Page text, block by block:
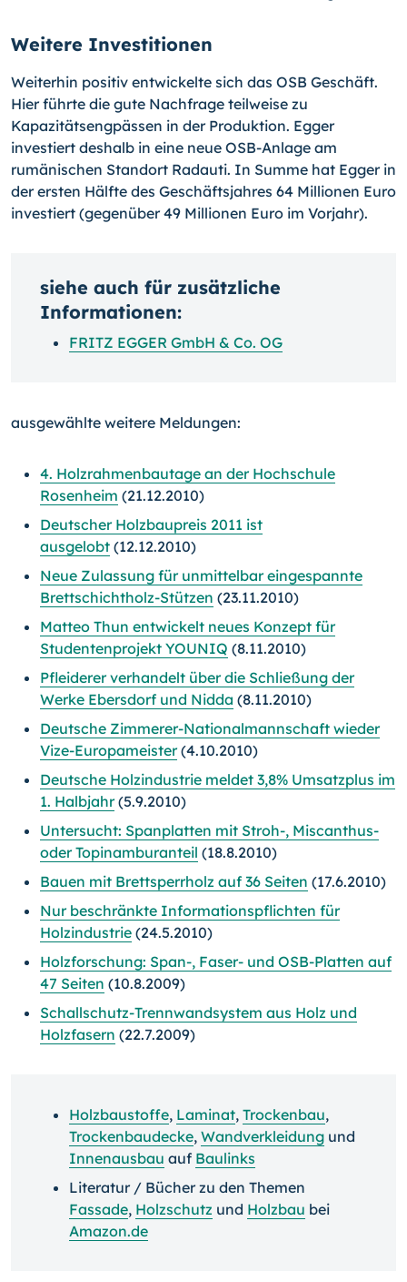
Weitere Investitionen
Weiterhin positiv entwickelte sich das OSB Geschäft.
Hier führte die gute Nachfrage teilweise zu
Kapazitätsengpässen in der Produktion. Egger
investiert deshalb in eine neue OSB-Anlage am
rumänischen Standort Radauti. In Summe hat Egger in
der ersten Hälfte des Geschäftsjahres 64 Millionen Euro
investiert (gegenüber 49 Millionen Euro im Vorjahr).
siehe auch für zusätzliche
Informationen:
FRITZ EGGER GmbH & Co. OG
ausgewählte weitere Meldungen:
4. Holzrahmenbautage an der Hochschule
Rosenheim (21.12.2010)
Deutscher Holzbaupreis 2011 ist
ausgelobt (12.12.2010)
Neue Zulassung für unmittelbar eingespannte
Brettschichtholz-Stützen (23.11.2010)
Matteo Thun entwickelt neues Konzept für
Studentenprojekt YOUNIQ (8.11.2010)
Pfleiderer verhandelt über die Schließung der
Werke Ebersdorf und Nidda (8.11.2010)
Deutsche Zimmerer-Nationalmannschaft wieder
Vize-Europameister(4.10.2010)
Deutsche Holzindustrie meldet 3,8% Umsatzplus im
1. Halbjahr(5.9.2010)
Untersucht: Spanplatten mit Stroh-, Miscanthus-
oder Topinamburanteil (18.8.2010)
Bauen mit Brettsperrholz auf 36 Seiten (17.6.2010)
Nur beschränkte Informationspflichten für
Holzindustrie (24.5.2010)
Holzforschung: Span-, Faser- und OSB-Platten auf
47 Seiten (10.8.2009)
Schallschutz-Trennwandsystem aus Holz und
Holzfasern (22.7.2009)
Holzbaustoffe, Laminat, Trockenbau,
Trockenbaudecke, Wandverkleidung und
Innenausbau auf Baulinks
Literatur / Bücher zu den Themen
Fassade, Holzschutz und Holzbau bei
Amazon.de